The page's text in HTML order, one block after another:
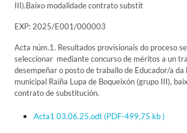
III).Baixo modalidade contrato substit
EXP: 2025/E001/000003
Acta núm.1. Resultados provisionais do proceso
seleccionar mediante concurso de méritos a un
desempeñar o posto de traballo de Educador/a da
municipal Raíña Lupa de Boqueixón (grupo III),
contrato de substitución.
Acta1 03.06.25.odt(PDF-499,75 kb )